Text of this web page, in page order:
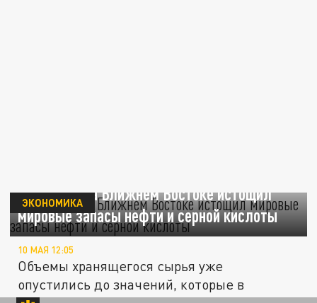
Конфликт на Ближнем Востоке истощил
мировые запасы нефти и серной кислоты
ЭКОНОМИКА
10 МАЯ 12:05
Объемы хранящегося сырья уже
опустились до значений, которые в